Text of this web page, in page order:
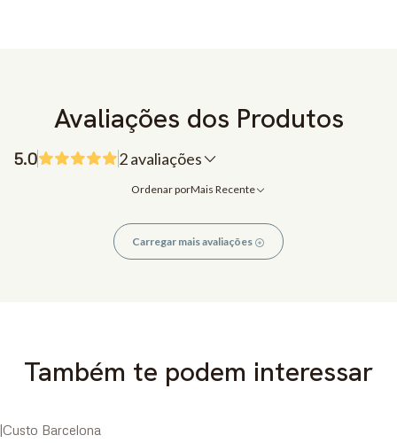
Avaliações dos Produtos
5.0 2 avaliações
Ordenar porMais Recente
Carregar mais avaliações
Também te podem interessar
|Custo Barcelona